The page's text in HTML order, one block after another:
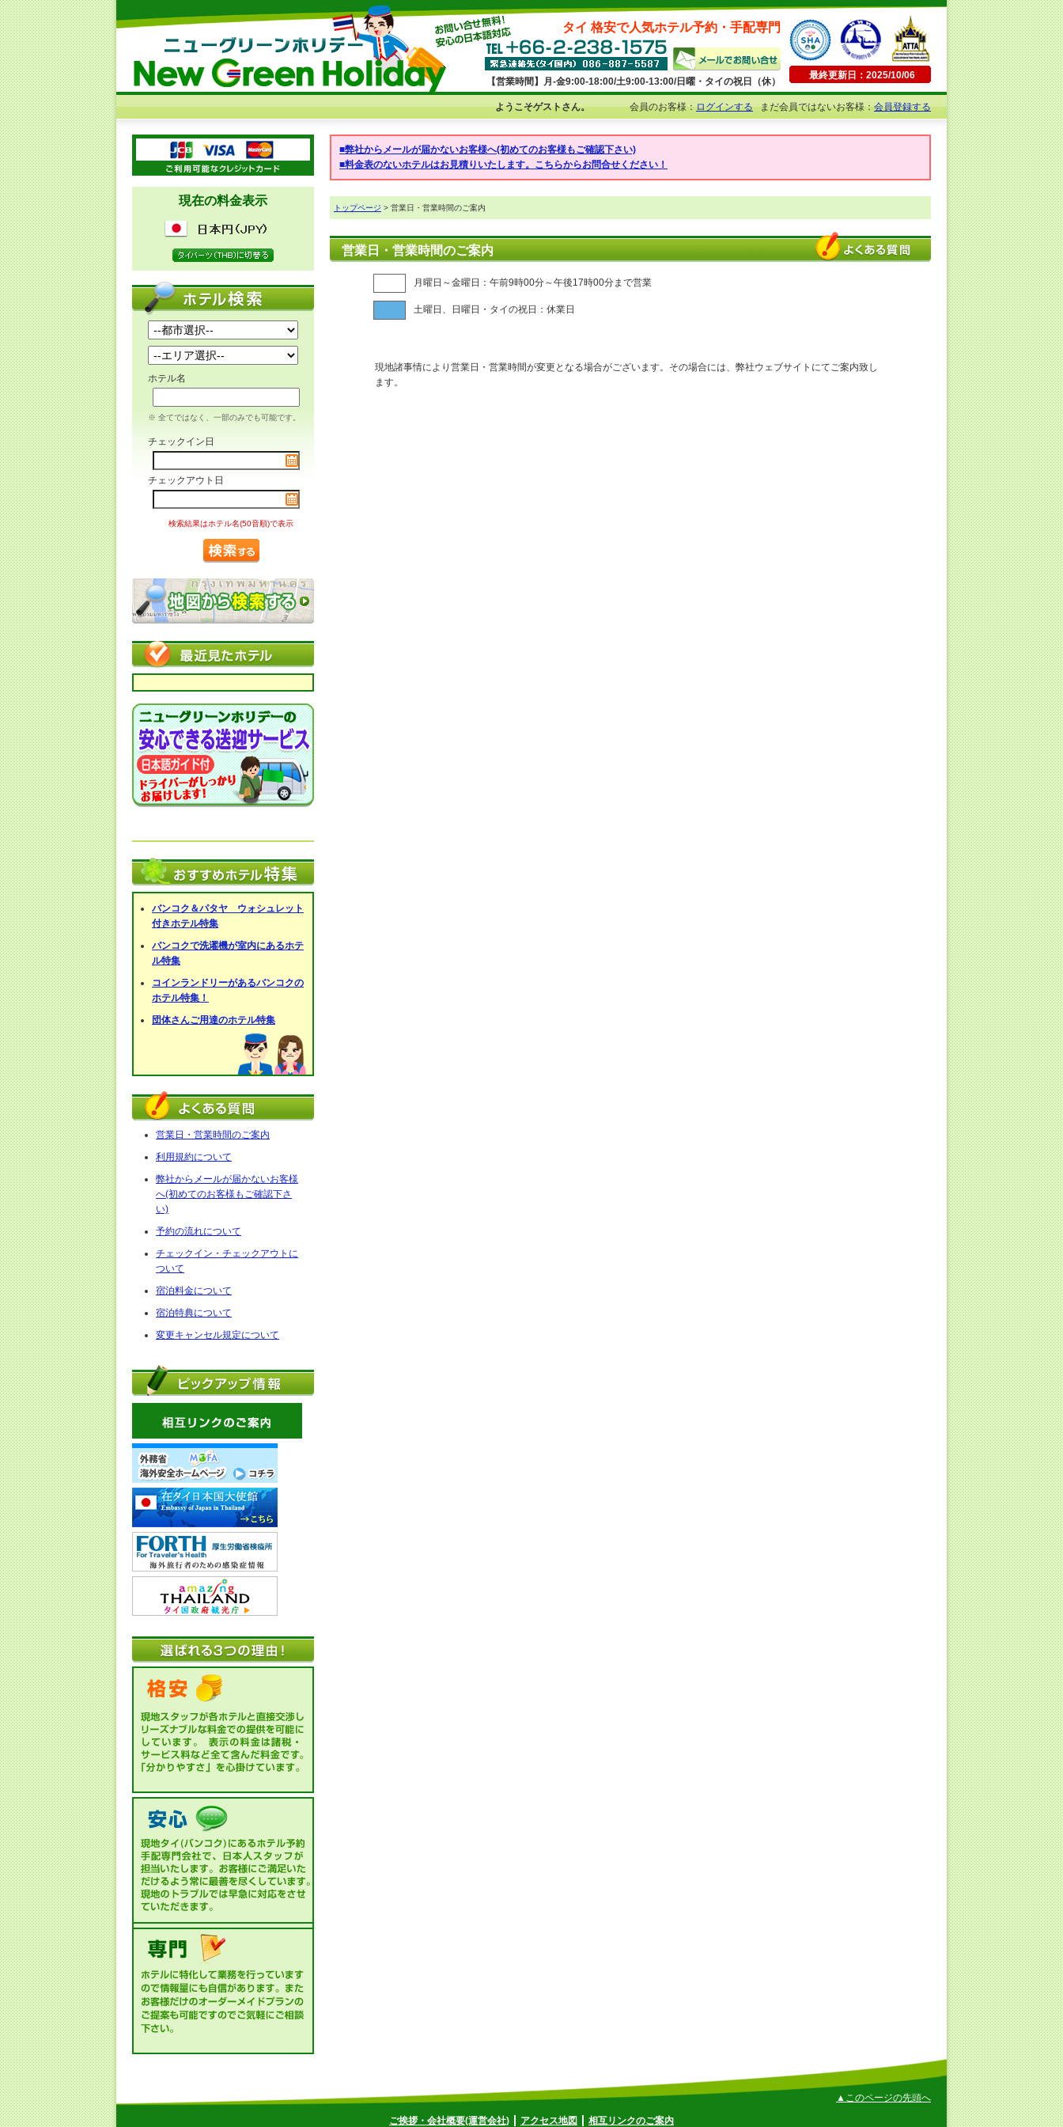
タイ 格安で人気ホテル予約・手配専門
【営業時間】月-金9:00-18:00/土9:00-13:00/日曜・タイの祝日（休）
最終更新日：2025/10/06
ようこそゲストさん。 会員のお客様：ログインするまだ会員ではないお客様：会員登録する
現在の料金表示
ホテル名
※ 全てではなく、一部のみでも可能です。
チェックイン日
チェックアウト日
検索結果はホテル名(50音順)で表示
バンコク＆パタヤ ウォシュレット
付きホテル特集
バンコクで洗濯機が室内にあるホテ
ル特集
コインランドリーがあるバンコクの
ホテル特集！
団体さんご用達のホテル特集
営業日・営業時間のご案内
利用規約について
弊社からメールが届かないお客様
へ(初めてのお客様もご確認下さ
い)
予約の流れについて
チェックイン・チェックアウトに
ついて
宿泊料金について
宿泊特典について
変更キャンセル規定について
■弊社からメールが届かないお客様へ(初めてのお客様もご確認下さい)
■料金表のないホテルはお見積りいたします。こちらからお問合せください！
トップページ > 営業日・営業時間のご案内
営業日・営業時間のご案内
月曜日～金曜日：午前9時00分～午後17時00分まで営業
土曜日、日曜日・タイの祝日：休業日
現地諸事情により営業日・営業時間が変更となる場合がございます。その場合には、弊社ウェブサイトにてご案内致し
ます。
▲このページの先頭へ
ご挨拶・会社概要(運営会社) アクセス地図 相互リンクのご案内